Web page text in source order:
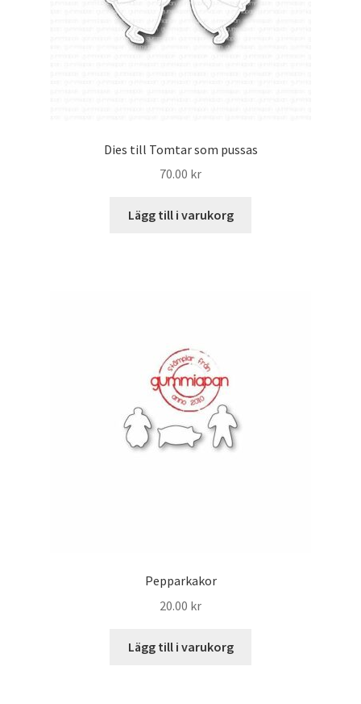
Dies till Tomtar som pussas
70.00 kr
Lägg till i varukorg
Pepparkakor
20.00 kr
Lägg till i varukorg